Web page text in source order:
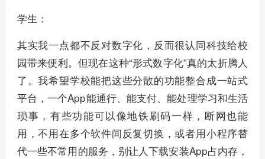
学生：
其实我一点都不反对数字化，反而很认同科技给校
园带来便利。但现在这种“形式数字化”真的太折腾人
了。我希望学校能把这些分散的功能整合成一站式
平台，一个App能通行、能支付、能处理学习和生活
琐事，有些功能可以像地铁刷码一样，断网也能
用，不用在多个软件间反复切换，或者用小程序替
代一些不常用的服务，别让人下载安装App占内存，